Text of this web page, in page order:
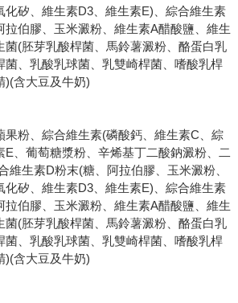
化矽、維生素D3、維生素E)、綜合維生素
拉伯膠、玉米澱粉、維生素A醋酸鹽、維生
菌(胚芽乳酸桿菌、馬鈴薯澱粉、酪蛋白乳
菌、乳酸乳球菌、乳雙崎桿菌、嗜酸乳桿
)(含大豆及牛奶)
果粉、綜合維生素(磷酸鈣、維生素C、綜
E、葡萄糖漿粉、辛烯基丁二酸鈉澱粉、二
維生素D粉末(糖、阿拉伯膠、玉米澱粉、
化矽、維生素D3、維生素E)、綜合維生素
拉伯膠、玉米澱粉、維生素A醋酸鹽、維生
菌(胚芽乳酸桿菌、馬鈴薯澱粉、酪蛋白乳
菌、乳酸乳球菌、乳雙崎桿菌、嗜酸乳桿
)(含大豆及牛奶)